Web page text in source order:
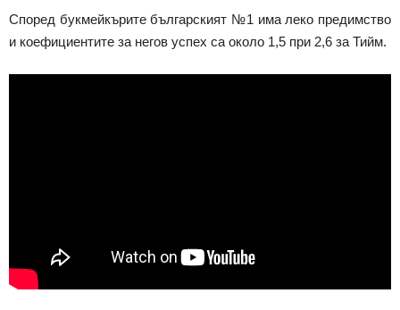
Според букмейкърите българският №1 има леко предимство
и коефициентите за негов успех са около 1,5 при 2,6 за Тийм.